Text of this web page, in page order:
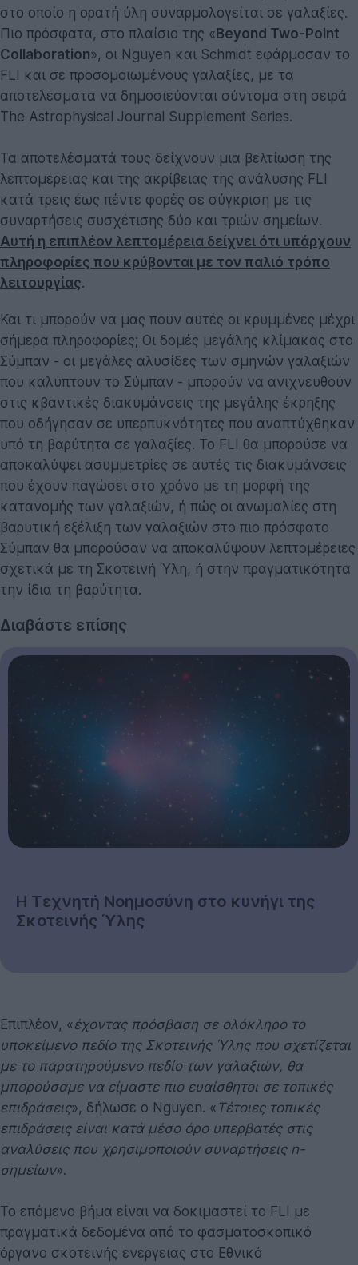
στο οποίο η ορατή ύλη συναρμολογείται σε γαλαξίες.
Πιο πρόσφατα, στο πλαίσιο της «Beyond Two-Point
Collaboration», οι Nguyen και Schmidt εφάρμοσαν το
FLI και σε προσομοιωμένους γαλαξίες, με τα
αποτελέσματα να δημοσιεύονται σύντομα στη σειρά
The Astrophysical Journal Supplement Series.
Τα αποτελέσματά τους δείχνουν μια βελτίωση της
λεπτομέρειας και της ακρίβειας της ανάλυσης FLI
κατά τρεις έως πέντε φορές σε σύγκριση με τις
συναρτήσεις συσχέτισης δύο και τριών σημείων.
Αυτή η επιπλέον λεπτομέρεια δείχνει ότι υπάρχουν
πληροφορίες που κρύβονται με τον παλιό τρόπο
λειτουργίας.
Και τι μπορούν να μας πουν αυτές οι κρυμμένες μέχρι
σήμερα πληροφορίες; Οι δομές μεγάλης κλίμακας στο
Σύμπαν - οι μεγάλες αλυσίδες των σμηνών γαλαξιών
που καλύπτουν το Σύμπαν - μπορούν να ανιχνευθούν
στις κβαντικές διακυμάνσεις της μεγάλης έκρηξης
που οδήγησαν σε υπερπυκνότητες που αναπτύχθηκαν
υπό τη βαρύτητα σε γαλαξίες. Το FLI θα μπορούσε να
αποκαλύψει ασυμμετρίες σε αυτές τις διακυμάνσεις
που έχουν παγώσει στο χρόνο με τη μορφή της
κατανομής των γαλαξιών, ή πώς οι ανωμαλίες στη
βαρυτική εξέλιξη των γαλαξιών στο πιο πρόσφατο
Σύμπαν θα μπορούσαν να αποκαλύψουν λεπτομέρειες
σχετικά με τη Σκοτεινή Ύλη, ή στην πραγματικότητα
την ίδια τη βαρύτητα.
Διαβάστε επίσης
Η Τεχνητή Νοημοσύνη στο κυνήγι της
Σκοτεινής Ύλης
Επιπλέον, «έχοντας πρόσβαση σε ολόκληρο το
υποκείμενο πεδίο της Σκοτεινής Ύλης που σχετίζεται
με το παρατηρούμενο πεδίο των γαλαξιών, θα
μπορούσαμε να είμαστε πιο ευαίσθητοι σε τοπικές
επιδράσεις», δήλωσε ο Nguyen. « Τέτοιες τοπικές
επιδράσεις είναι κατά μέσο όρο υπερβατές στις
αναλύσεις που χρησιμοποιούν συναρτήσεις n-
σημείων».
Το επόμενο βήμα είναι να δοκιμαστεί το FLI με
πραγματικά δεδομένα από το φασματοσκοπικό
όργανο σκοτεινής ενέργειας στο Εθνικό